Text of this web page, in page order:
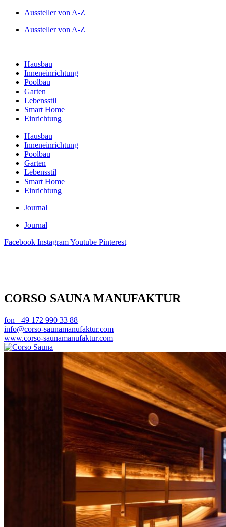
Zum
springen
Aussteller von A-Z
Aussteller von A-Z
Hausbau
Inneneinrichtung
Poolbau
Garten
Lebensstil
Smart Home
Einrichtung
Hausbau
Inneneinrichtung
Poolbau
Garten
Lebensstil
Smart Home
Einrichtung
Journal
Journal
Facebook InstagramYoutube Pinterest
CORSO SAUNA MANUFAKTUR
fon +49 172 990 33 88
info@corso-saunamanufaktur.com
www.corso-saunamanufaktur.com